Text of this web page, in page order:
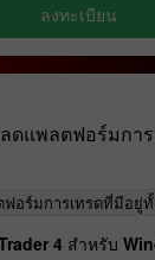
ลงทะเบียน
ดแพลตฟอร์มการ
อร์มการเทรดที่มีอยู่
4 สำหรับ